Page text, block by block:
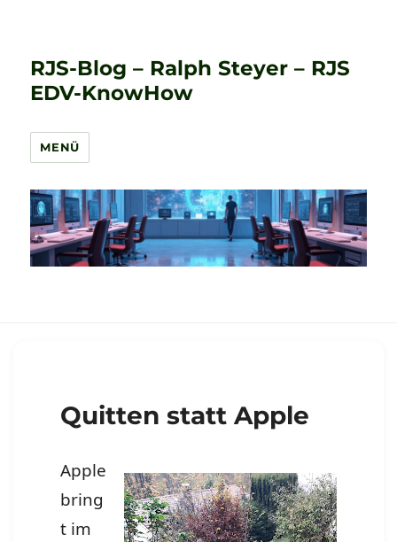
RJS-Blog – Ralph Steyer – RJS
EDV-KnowHow
MENÜ
Quitten statt Apple
Apple
bring
t im